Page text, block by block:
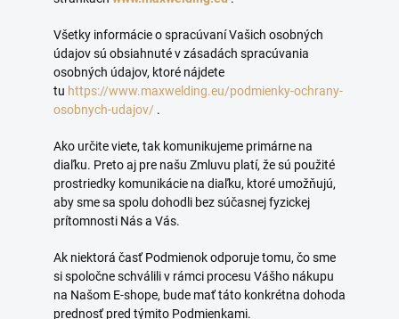
Všetky informácie o spracúvaní Vašich osobných
údajov sú obsiahnuté v zásadách spracúvania
osobných údajov, ktoré nájdete
tu https://www.maxwelding.eu/podmienky-ochrany-
osobnych-udajov/ .
Ako určite viete, tak komunikujeme primárne na
diaľku. Preto aj pre našu Zmluvu platí, že sú použité
prostriedky komunikácie na diaľku, ktoré umožňujú,
aby sme sa spolu dohodli bez súčasnej fyzickej
prítomnosti Nás a Vás.
Ak niektorá časť Podmienok odporuje tomu, čo sme
si spoločne schválili v rámci procesu Vášho nákupu
na Našom E-shope, bude mať táto konkrétna dohoda
prednosť pred týmito Podmienkami.